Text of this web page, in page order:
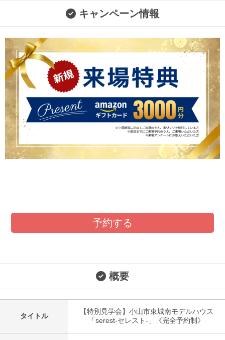
キャンペーン情報
予約する
概要
タイトル
【特別見学会】小山市東城南モデルハウス
「serest-セレスト-」《完全予約制》